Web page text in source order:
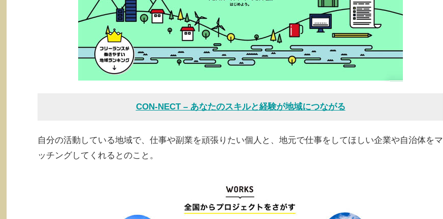
CON-NECT – あなたのスキルと経験が地域につながる
自分の活動している地域で、仕事や副業を頑張りたい個人と、地元で仕事をしてほしい企業や自治体をマ
ッチングしてくれるとのこと。